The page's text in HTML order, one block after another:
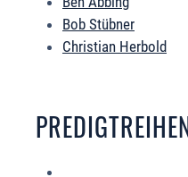
Bob Stübner
Christian Herbold